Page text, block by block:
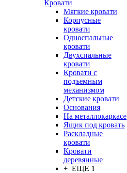
Кровати
Мягкие кровати
Корпусные
кровати
Односпальные
кровати
Двухспальные
кровати
Кровати с
подъемным
механизмом
Детские кровати
Основания
На металлокаркасе
Ящик под кровать
Раскладные
кровати
Кровати
деревянные
+ ЕЩЕ 1